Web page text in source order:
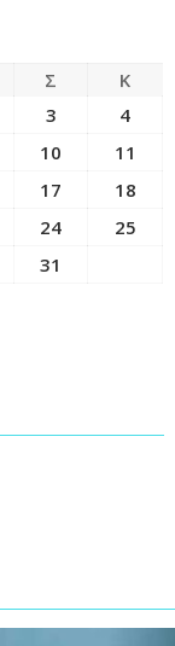
Σ
Κ
3
4
10
11
17
18
24
25
31